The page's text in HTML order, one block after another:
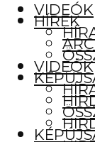
VIDEÓK
HÍREK
VIDEÓK